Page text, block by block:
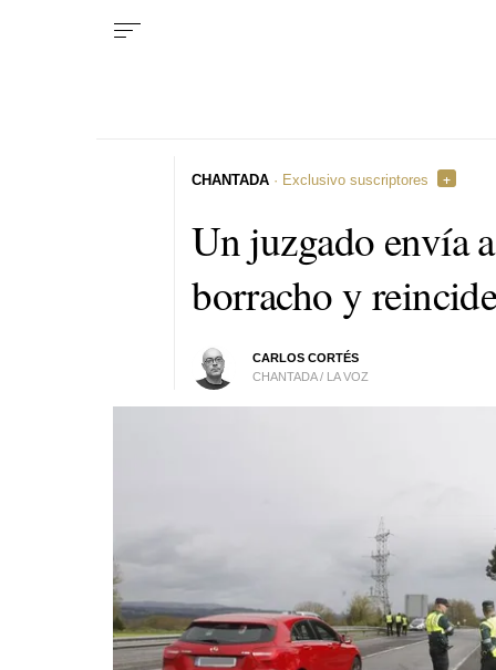
Un juzgado envía
borracho y
CARLOS CORTÉS
CHANTADA / LA VOZ
CHANTADA · Exclusivo suscriptores